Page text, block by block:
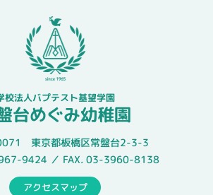
校法人バプテスト基望学園
台めぐみ幼稚園
東京都板橋区常盤台2-3-3
9424 ／ FAX. 03-3960-8138
アクセスマップ